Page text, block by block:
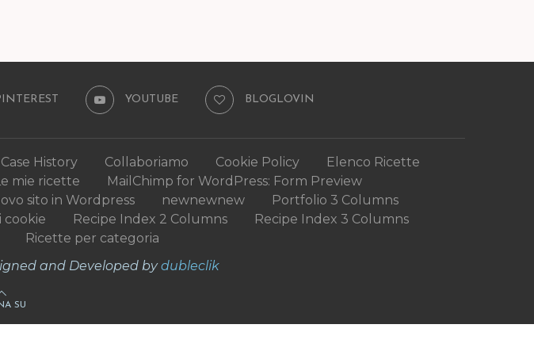
YOUTUBE BLOGLOVIN
Case History Collaboriamo Cookie Policy
Elenco Ricette
mie ricette
MailChimp for WordPress: Form Preview
sito in Wordpress
newnewnew
Portfolio 3 Columns
cookie Recipe Index 2 Columns
Recipe Index 3 Columns
Ricette per categoria
and Developed bydubleclik
SU